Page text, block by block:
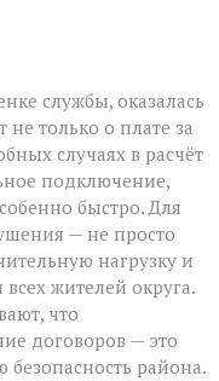
службы, оказалась
только о плате за
случаях в расчёт
подключение,
быстро. Для
— не просто
нагрузку и
всех жителей округа.
что
договоров — это
безопасность района.